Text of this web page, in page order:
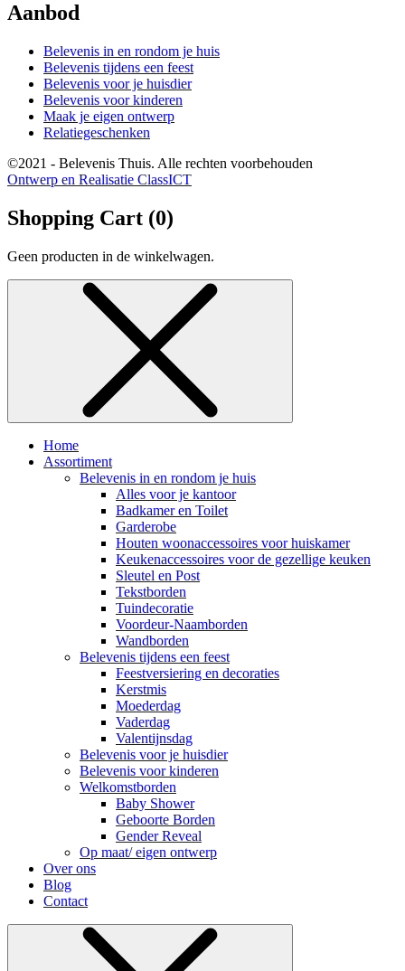
Aanbod
Belevenis in en rondom je huis
Belevenis tijdens een feest
Belevenis voor je huisdier
Belevenis voor kinderen
Maak je eigen ontwerp
Relatiegeschenken
©2021 - Belevenis Thuis. Alle rechten voorbehouden
Ontwerp en Realisatie ClassICT
Shopping Cart (0)
Geen producten in de winkelwagen.
Home
Assortiment
Belevenis in en rondom je huis
Alles voor je kantoor
Badkamer en Toilet
Garderobe
Houten woonaccessoires voor huiskamer
Keukenaccessoires voor de gezellige keuken
Sleutel en Post
Tekstborden
Tuindecoratie
Voordeur-Naamborden
Wandborden
Belevenis tijdens een feest
Feestversiering en decoraties
Kerstmis
Moederdag
Vaderdag
Valentijnsdag
Belevenis voor je huisdier
Belevenis voor kinderen
Welkomstborden
Baby Shower
Geboorte Borden
Gender Reveal
Op maat/ eigen ontwerp
Over ons
Blog
Contact